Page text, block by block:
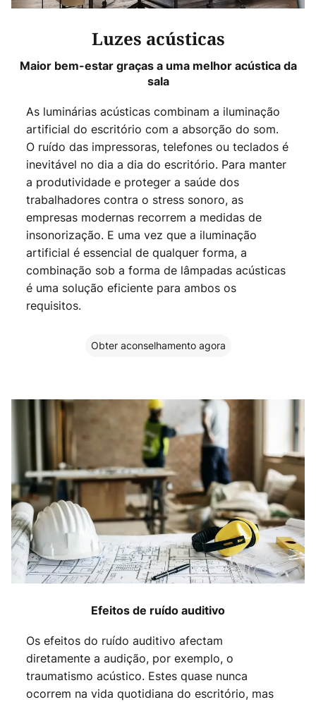
Luzes acústicas
Maior bem-estar graças a uma melhor acústica da
sala
As luminárias acústicas combinam a iluminação
artificial do escritório com a absorção do som.
O ruído das impressoras, telefones ou teclados é
inevitável no dia a dia do escritório. Para manter
a produtividade e proteger a saúde dos
trabalhadores contra o stress sonoro, as
empresas modernas recorrem a medidas de
insonorização. E uma vez que a iluminação
artificial é essencial de qualquer forma, a
combinação sob a forma de lâmpadas acústicas
é uma solução eficiente para ambos os
requisitos.
Obter aconselhamento agora
Efeitos de ruído auditivo
Os efeitos do ruído auditivo afectam
diretamente a audição, por exemplo, o
traumatismo acústico. Estes quase nunca
ocorrem na vida quotidiana do escritório, mas